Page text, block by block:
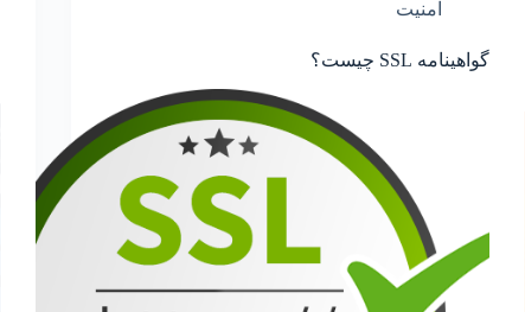
امنیت
گواهینامه SSL چیست؟